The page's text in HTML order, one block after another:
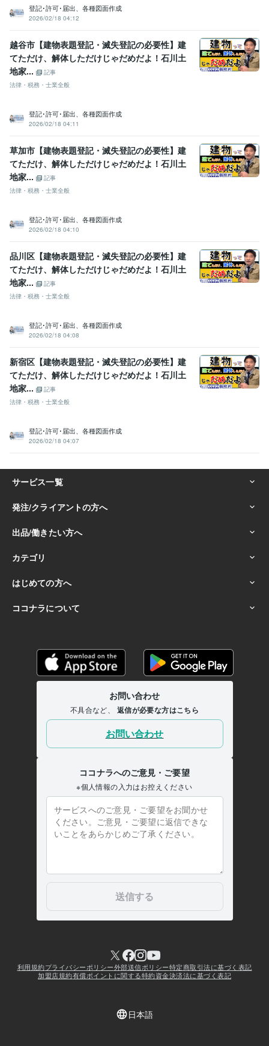
登記･許可･届出、各種図面作成
2026/02/18 04:12
越谷市【建物表題登記・滅失登記の必要性】建
てただけ、解体しただけじゃだめだよ！石川土
地家...
記事
法律・税務・士業全般
登記･許可･届出、各種図面作成
2026/02/18 04:11
草加市【建物表題登記・滅失登記の必要性】建
てただけ、解体しただけじゃだめだよ！石川土
地家...
記事
法律・税務・士業全般
登記･許可･届出、各種図面作成
2026/02/18 04:10
品川区【建物表題登記・滅失登記の必要性】建
てただけ、解体しただけじゃだめだよ！石川土
地家...
記事
法律・税務・士業全般
登記･許可･届出、各種図面作成
2026/02/18 04:08
新宿区【建物表題登記・滅失登記の必要性】建
てただけ、解体しただけじゃだめだよ！石川土
地家...
記事
法律・税務・士業全般
登記･許可･届出、各種図面作成
2026/02/18 04:07